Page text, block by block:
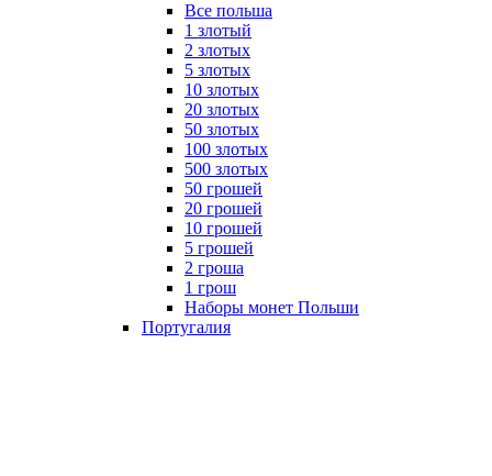
Все польша
1 злотый
2 злотых
5 злотых
10 злотых
20 злотых
50 злотых
100 злотых
500 злотых
50 грошей
20 грошей
10 грошей
5 грошей
2 гроша
1 грош
Наборы монет Польши
Португалия